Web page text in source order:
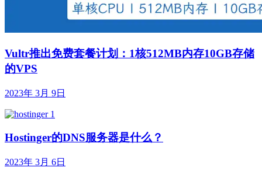
Vultr推出免费套餐计划：1核512MB内存10GB存储
的VPS
2023年 3月 9日
Hostinger的DNS服务器是什么？
2023年 3月 6日